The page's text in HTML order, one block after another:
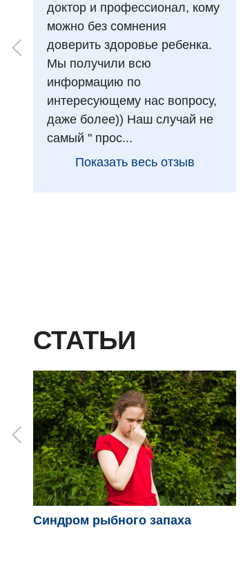
доктор и профессионал, кому
можно без сомнения
доверить здоровье ребенка.
Мы получили всю
информацию по
интересующему нас вопросу,
даже более)) Наш случай не
самый " прос...
Показать весь отзыв
СТАТЬИ
Синдром рыбного запаха